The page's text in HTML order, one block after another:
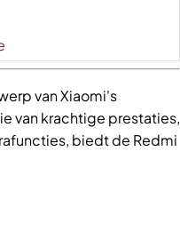
van Xiaomi's
van krachtige prestaties,
biedt de Redmi